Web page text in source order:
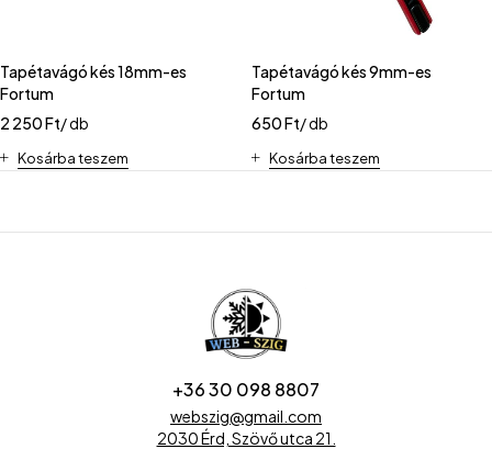
Tapétavágó kés 18mm-es
Fortum
2 250Ft/ db
Kosárba teszem
Tapétavágó kés 9mm-es
Fortum
650Ft/ db
Kosárba teszem
+36 30 098 8807
webszig@gmail.com
2030 Érd, Szövő utca 21.